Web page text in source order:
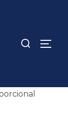
Pesquisar